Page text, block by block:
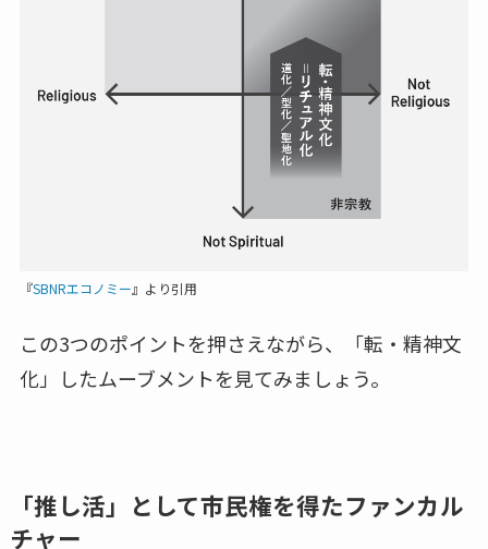
『SBNRエコノミー』より引用
この3つのポイントを押さえながら、「転・精神文
化」したムーブメントを見てみましょう。
「推し活」として市民権を得たファンカル
チャー